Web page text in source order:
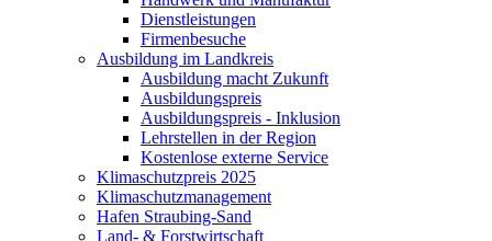
Dienstleistungen
Firmenbesuche
Ausbildung im Landkreis
Ausbildung macht Zukunft
Ausbildungspreis
Ausbildungspreis - Inklusion
Lehrstellen in der Region
Kostenlose externe Service
Klimaschutzpreis 2025
Klimaschutzmanagement
Hafen Straubing-Sand
Land- & Forstwirtschaft